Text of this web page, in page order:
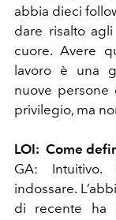
abbia dieci
dare risalto
cuore. Avere
lavoro è una
nuove persone
privilegio, ma
LOI: Come
GA:
indossare.
di recente ha